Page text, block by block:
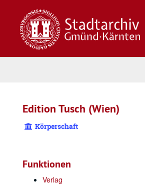
springen
Edition Tusch (Wien)
Körperschaft
Funktionen
Verlag